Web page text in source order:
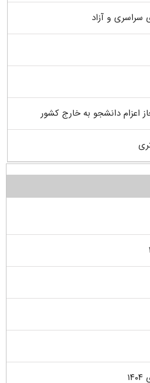
سراسری و آزاد
دانشجو به خارج کشور